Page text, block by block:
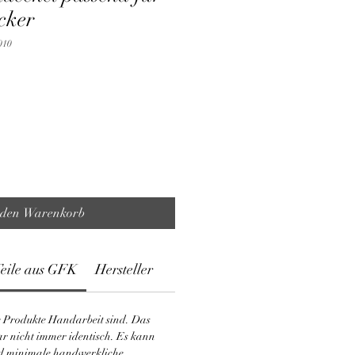
Warenkorb
aus GFK Hersteller
Produkte Handarbeit sind. Das
nicht immer identisch. Es kann